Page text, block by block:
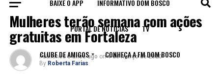
BAIXE O APP INFORMATIVO DOM BOSCO
PORTAL DE NOTÍCIAS TV
CLUBE DE AMIGOS CONHEÇA A FM DOM BOSCO
NOTÍCIAS
Mulheres terão semana com ações
gratuitas em Fortaleza
Published 6 anos ago on 4 de março de 2020
By Roberta Farias